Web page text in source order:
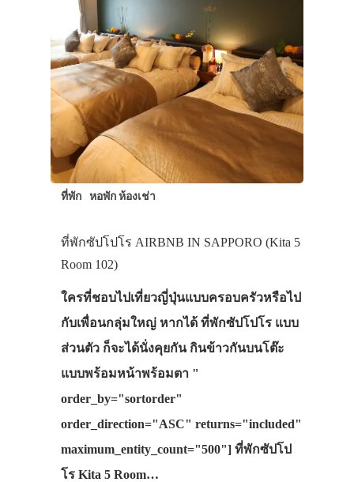
ที่พัก หอพัก ห้องเช่า
ที่พักซัปโปโร AIRBNB IN SAPPORO (Kita 5
Room 102)
ใครที่ชอบไปเที่ยวญี่ปุ่นแบบครอบครัวหรือไป
กับเพื่อนกลุ่มใหญ่ หากได้ ที่พักซัปโปโร แบบ
ส่วนตัว ก็จะได้นั่งคุยกัน กินข้าวกันบนโต๊ะ
แบบพร้อมหน้าพร้อมตา "
order_by="sortorder"
order_direction="ASC" returns="included"
maximum_entity_count="500"] ที่พักซัปโป
โร Kita 5 Room…
เที่ยวญี่ปุ่นด้ว
เอง
รถบัส
เดินทาง
ทัวร์
ที่พัก
VIDEO